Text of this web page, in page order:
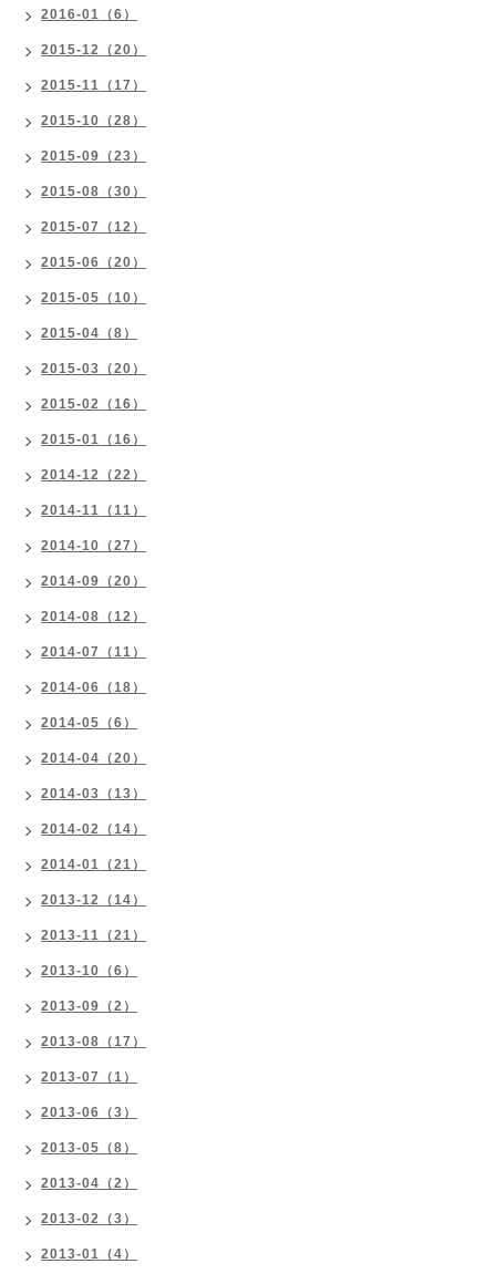
2016-01（6）
2015-12（20）
2015-11（17）
2015-10（28）
2015-09（23）
2015-08（30）
2015-07（12）
2015-06（20）
2015-05（10）
2015-04（8）
2015-03（20）
2015-02（16）
2015-01（16）
2014-12（22）
2014-11（11）
2014-10（27）
2014-09（20）
2014-08（12）
2014-07（11）
2014-06（18）
2014-05（6）
2014-04（20）
2014-03（13）
2014-02（14）
2014-01（21）
2013-12（14）
2013-11（21）
2013-10（6）
2013-09（2）
2013-08（17）
2013-07（1）
2013-06（3）
2013-05（8）
2013-04（2）
2013-02（3）
2013-01（4）